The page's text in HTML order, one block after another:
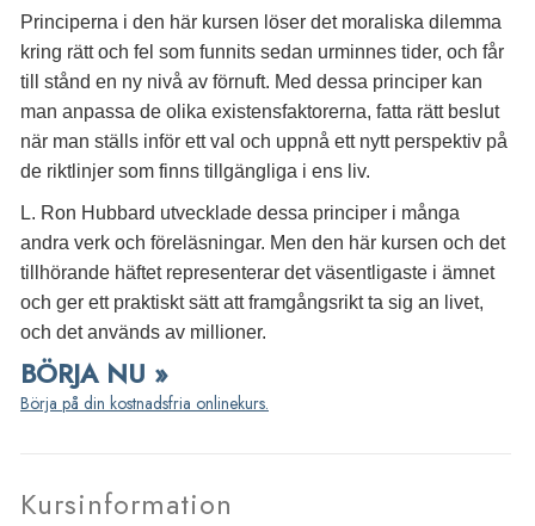
Principerna i den här kursen löser det moraliska dilemma
kring rätt och fel som funnits sedan urminnes tider, och får
till stånd en ny nivå av förnuft. Med dessa principer kan
man anpassa de olika existensfaktorerna, fatta rätt beslut
när man ställs inför ett val och uppnå ett nytt perspektiv på
de riktlinjer som finns tillgängliga i ens liv.
L. Ron Hubbard utvecklade dessa principer i många
andra verk och föreläsningar. Men den här kursen och det
tillhörande häftet representerar det väsentligaste i ämnet
och ger ett praktiskt sätt att framgångsrikt ta sig an livet,
och det används av millioner.
BÖRJA NU »
Börja på din kostnadsfria onlinekurs.
Kursinformation